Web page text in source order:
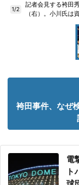
1/2
記者会見する袴田
（右）。小川氏は
袴田事件、なぜ
電